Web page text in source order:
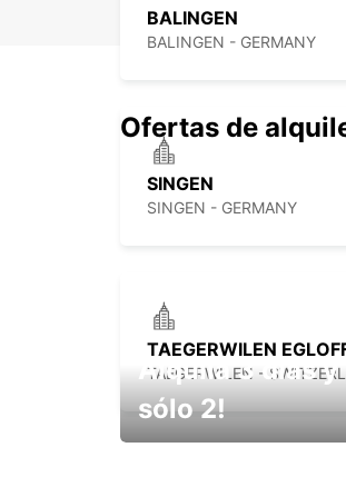
BALINGEN
BALINGEN - GERMANY
SINGEN
SINGEN - GERMANY
TAEGERWILEN -
Ofertas de
Alquila 3 días y
sólo 2!